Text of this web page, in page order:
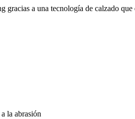
gracias a una tecnología de calzado
la abrasión